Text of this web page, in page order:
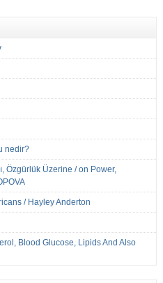
nedir?
Özgürlük Üzerine / on Power,
/ Hayley Anderton
Blood Glucose, Lipids And Also